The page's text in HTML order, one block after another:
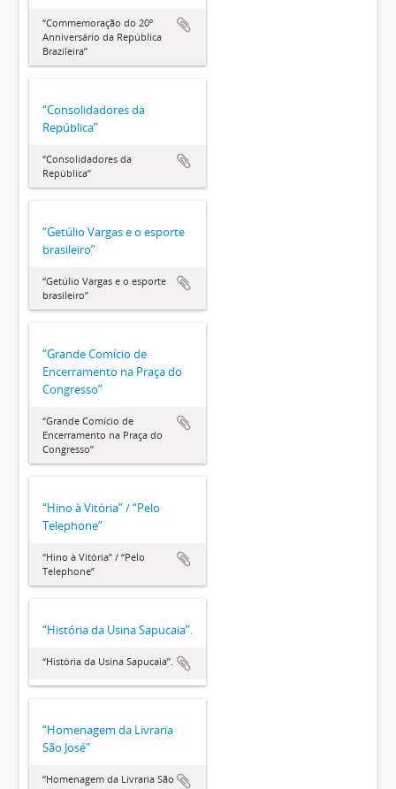
“Commemoração do 20º
Anniversário da República
Brazileira”
“Consolidadores da
República”
“Consolidadores da
República”
“Getúlio Vargas e o esporte
brasileiro”
“Getúlio Vargas e o esporte
brasileiro”
“Grande Comício de
Encerramento na Praça do
Congresso”
“Grande Comício de
Encerramento na Praça do
Congresso”
“Hino à Vitória” / “Pelo
Telephone”
“Hino à Vitória” / “Pelo
Telephone”
“História da Usina Sapucaia”.
“História da Usina Sapucaia”.
“Homenagem da Livraria
São José”
“Homenagem da Livraria São